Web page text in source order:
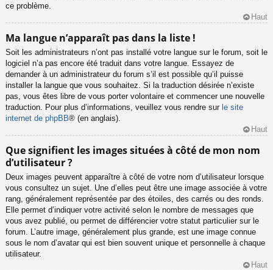
ce problème.
Haut
Ma langue n’apparaît pas dans la liste !
Soit les administrateurs n’ont pas installé votre langue sur le forum, soit le
logiciel n’a pas encore été traduit dans votre langue. Essayez de
demander à un administrateur du forum s’il est possible qu’il puisse
installer la langue que vous souhaitez. Si la traduction désirée n’existe
pas, vous êtes libre de vous porter volontaire et commencer une nouvelle
traduction. Pour plus d’informations, veuillez vous rendre sur le site
internet de phpBB® (en anglais).
Haut
Que signifient les images situées à côté de mon nom
d’utilisateur ?
Deux images peuvent apparaître à côté de votre nom d’utilisateur lorsque
vous consultez un sujet. Une d’elles peut être une image associée à votre
rang, généralement représentée par des étoiles, des carrés ou des ronds.
Elle permet d’indiquer votre activité selon le nombre de messages que
vous avez publié, ou permet de différencier votre statut particulier sur le
forum. L’autre image, généralement plus grande, est une image connue
sous le nom d’avatar qui est bien souvent unique et personnelle à chaque
utilisateur.
Haut